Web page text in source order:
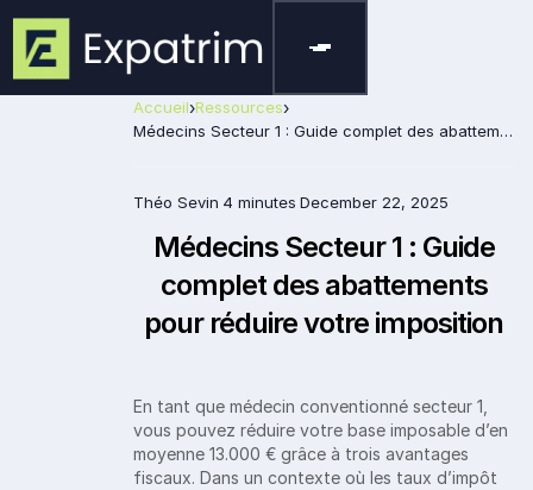
Accueil›Ressources›
Médecins Secteur 1 : Guide complet des abattements pour réduire votre imposition
Théo Sevin 4 minutes December 22, 2025
Médecins Secteur 1 : Guide
complet des abattements
pour réduire votre imposition
En tant que médecin conventionné secteur 1,
vous pouvez réduire votre base imposable d’en
moyenne 13.000 € grâce à trois avantages
fiscaux. Dans un contexte où les taux d’impôt